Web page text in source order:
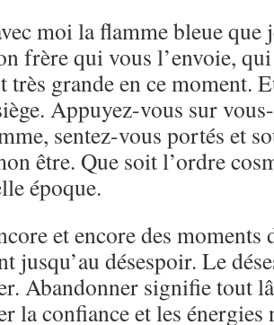
moi la flamme bleue que
frère qui vous l’envoie,
très grande en ce moment.
Appuyez-vous sur
sentez-vous portés et
être. Que soit l’ordre
époque.
et encore des moments
jusqu’au désespoir. Le
Abandonner signifie tout
la confiance et les